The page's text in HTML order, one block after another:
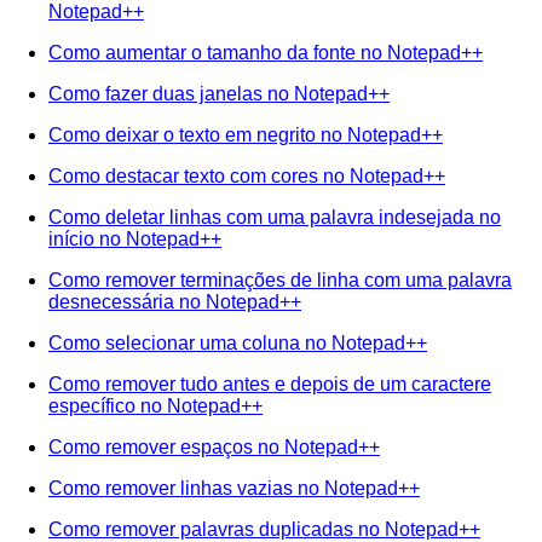
Notepad++
Como aumentar o tamanho da fonte no Notepad++
Como fazer duas janelas no Notepad++
Como deixar o texto em negrito no Notepad++
Como destacar texto com cores no Notepad++
Como deletar linhas com uma palavra indesejada no
início no Notepad++
Como remover terminações de linha com uma palavra
desnecessária no Notepad++
Como selecionar uma coluna no Notepad++
Como remover tudo antes e depois de um caractere
específico no Notepad++
Como remover espaços no Notepad++
Como remover linhas vazias no Notepad++
Como remover palavras duplicadas no Notepad++